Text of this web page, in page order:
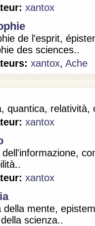
xantox
de l'esprit,
des sciences..
xantox, Ache
quantica, relatività,
xantox
dell'informazione,
xantox
della mente,
scienza..